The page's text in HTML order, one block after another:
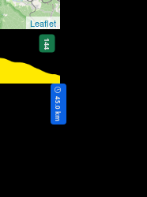
Leaflet
144
45.0 km